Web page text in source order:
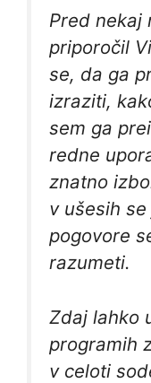
Pred nekaj
priporočil
se, da ga
izraziti,
sem ga
redne
znatno
v ušesih
pogovore
razumeti.
Zdaj lahko
programih
v celoti